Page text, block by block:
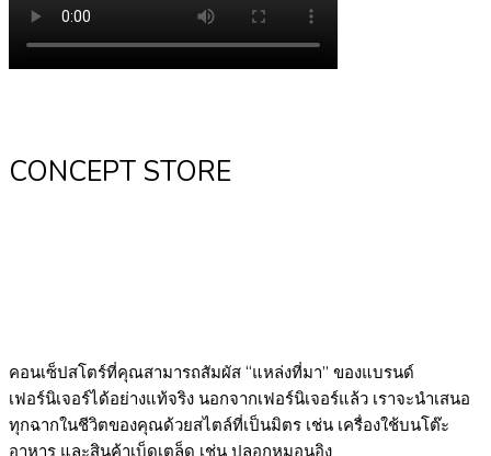
CONCEPT STORE
คอนเซ็ปสโตร์ที่คุณสามารถสัมผัส “แหล่งที่มา” ของแบรนด์
เฟอร์นิเจอร์ได้อย่างแท้จริง นอกจากเฟอร์นิเจอร์แล้ว เราจะนำเสนอ
ทุกฉากในชีวิตของคุณด้วยสไตล์ที่เป็นมิตร เช่น เครื่องใช้บนโต๊ะ